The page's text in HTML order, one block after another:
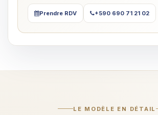
Prendre RDV +590 690 71 21 02
LE MODÈLE EN DÉTAIL